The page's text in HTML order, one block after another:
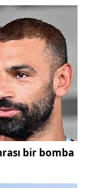
karşılaşma,
Desteği
performansı
vurgulanıyor.